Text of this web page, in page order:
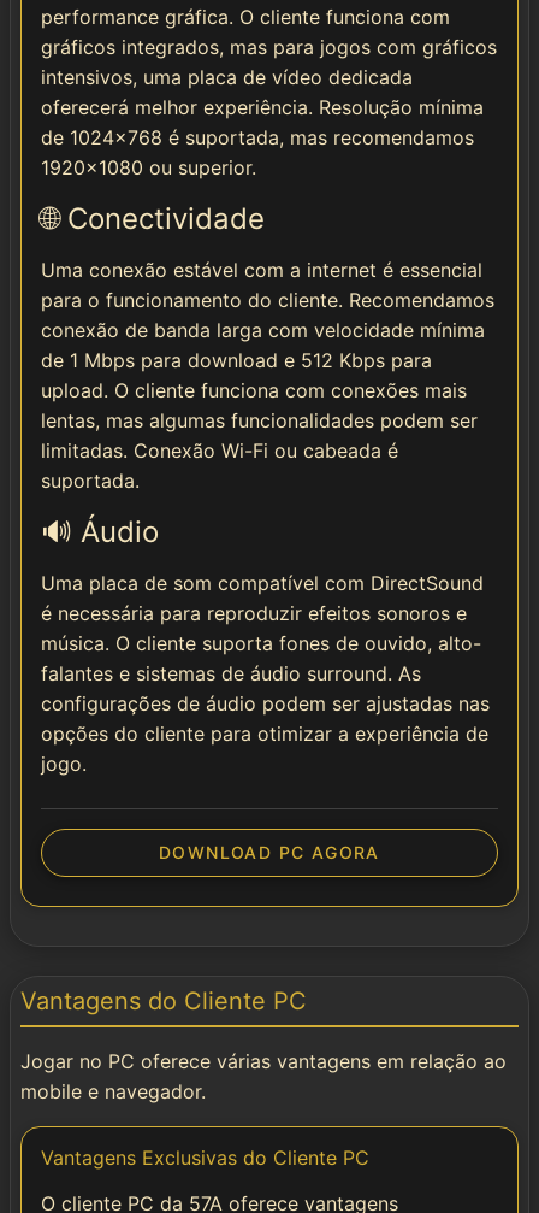
performance gráfica. O cliente funciona com
gráficos integrados, mas para jogos com gráficos
intensivos, uma placa de vídeo dedicada
oferecerá melhor experiência. Resolução mínima
de 1024x768 é suportada, mas recomendamos
1920x1080 ou superior.
🌐 Conectividade
Uma conexão estável com a internet é essencial
para o funcionamento do cliente. Recomendamos
conexão de banda larga com velocidade mínima
de 1 Mbps para download e 512 Kbps para
upload. O cliente funciona com conexões mais
lentas, mas algumas funcionalidades podem ser
limitadas. Conexão Wi-Fi ou cabeada é
suportada.
🔊 Áudio
Uma placa de som compatível com DirectSound
é necessária para reproduzir efeitos sonoros e
música. O cliente suporta fones de ouvido, alto-
falantes e sistemas de áudio surround. As
configurações de áudio podem ser ajustadas nas
opções do cliente para otimizar a experiência de
jogo.
DOWNLOAD PC AGORA
Vantagens do Cliente PC
Jogar no PC oferece várias vantagens em relação ao
mobile e navegador.
Vantagens Exclusivas do Cliente PC
O cliente PC da 57A oferece vantagens